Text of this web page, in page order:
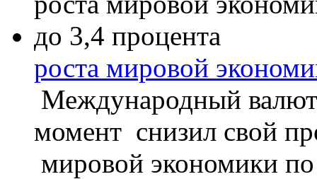
роста мировой
Международный
момент снизил свой
мировой экономики